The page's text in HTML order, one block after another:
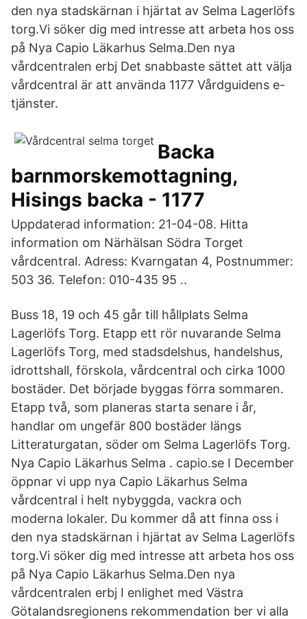
den nya stadskärnan i hjärtat av Selma Lagerlöfs
torg.Vi söker dig med intresse att arbeta hos oss
på Nya Capio Läkarhus Selma.Den nya
vårdcentralen erbj Det snabbaste sättet att välja
vårdcentral är att använda 1177 Vårdguidens e-
tjänster.
Backa
barnmorskemottagning,
Hisings backa - 1177
Uppdaterad information: 21-04-08. Hitta
information om Närhälsan Södra Torget
vårdcentral. Adress: Kvarngatan 4, Postnummer:
503 36. Telefon: 010-435 95 ..
Buss 18, 19 och 45 går till hållplats Selma
Lagerlöfs Torg. Etapp ett rör nuvarande Selma
Lagerlöfs Torg, med stadsdelshus, handelshus,
idrottshall, förskola, vårdcentral och cirka 1000
bostäder. Det började byggas förra sommaren.
Etapp två, som planeras starta senare i år,
handlar om ungefär 800 bostäder längs
Litteraturgatan, söder om Selma Lagerlöfs Torg.
Nya Capio Läkarhus Selma . capio.se I December
öppnar vi upp nya Capio Läkarhus Selma
vårdcentral i helt nybyggda, vackra och
moderna lokaler. Du kommer då att finna oss i
den nya stadskärnan i hjärtat av Selma Lagerlöfs
torg.Vi söker dig med intresse att arbeta hos oss
på Nya Capio Läkarhus Selma.Den nya
vårdcentralen erbj I enlighet med Västra
Götalandsregionens rekommendation ber vi alla